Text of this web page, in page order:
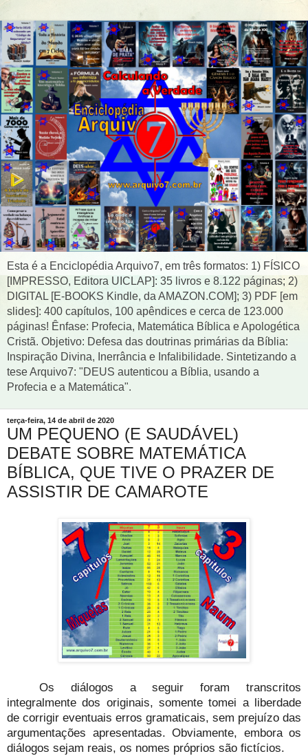
Esta é a Enciclopédia Arquivo7, em três formatos: 1) FÍSICO
[IMPRESSO, Editora UICLAP]: 35 livros e 8.122 páginas; 2)
DIGITAL [E-BOOKS Kindle, da AMAZON.COM]; 3) PDF [em
slides]: 400 capítulos, 100 apêndices e cerca de 123.000
páginas! Ênfase: Profecia, Matemática Bíblica e Apologética
Cristã. Objetivo: Defesa das doutrinas primárias da Bíblia:
Inspiração Divina, Inerrância e Infalibilidade. Sintetizando a
tese Arquivo7: "DEUS autenticou a Bíblia, usando a
Profecia e a Matemática".
terça-feira, 14 de abril de 2020
UM PEQUENO (E SAUDÁVEL)
DEBATE SOBRE MATEMÁTICA
BÍBLICA, QUE TIVE O PRAZER DE
ASSISTIR DE CAMAROTE
Os diálogos a seguir foram transcritos
integralmente dos originais, somente tomei a liberdade
de corrigir eventuais erros gramaticais, sem prejuízo das
argumentações apresentadas. Obviamente, embora os
diálogos sejam reais, os nomes próprios são fictícios.